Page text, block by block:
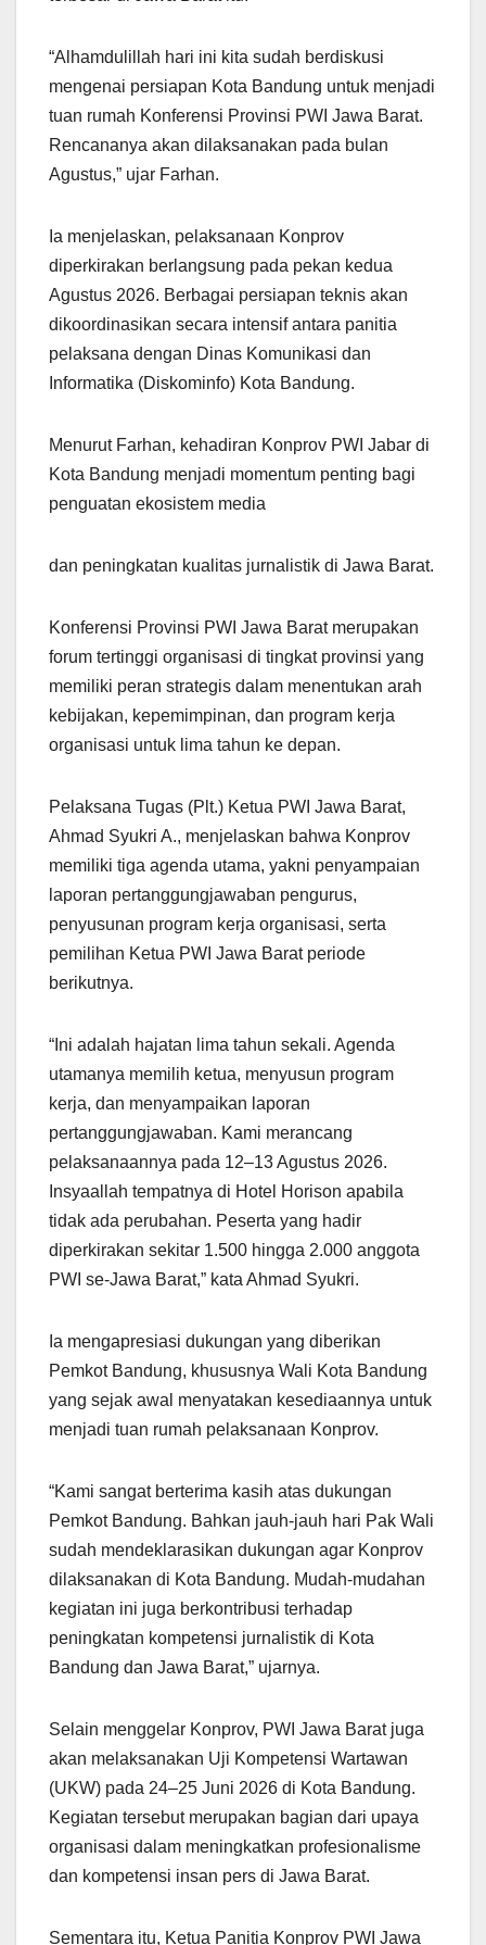
“Alhamdulillah hari ini kita sudah berdiskusi
mengenai persiapan Kota Bandung untuk menjadi
tuan rumah Konferensi Provinsi PWI Jawa Barat.
Rencananya akan dilaksanakan pada bulan
Agustus,” ujar Farhan.
Ia menjelaskan, pelaksanaan Konprov
diperkirakan berlangsung pada pekan kedua
Agustus 2026. Berbagai persiapan teknis akan
dikoordinasikan secara intensif antara panitia
pelaksana dengan Dinas Komunikasi dan
Informatika (Diskominfo) Kota Bandung.
Menurut Farhan, kehadiran Konprov PWI Jabar di
Kota Bandung menjadi momentum penting bagi
penguatan ekosistem media
dan peningkatan kualitas jurnalistik di Jawa Barat.
Konferensi Provinsi PWI Jawa Barat merupakan
forum tertinggi organisasi di tingkat provinsi yang
memiliki peran strategis dalam menentukan arah
kebijakan, kepemimpinan, dan program kerja
organisasi untuk lima tahun ke depan.
Pelaksana Tugas (Plt.) Ketua PWI Jawa Barat,
Ahmad Syukri A., menjelaskan bahwa Konprov
memiliki tiga agenda utama, yakni penyampaian
laporan pertanggungjawaban pengurus,
penyusunan program kerja organisasi, serta
pemilihan Ketua PWI Jawa Barat periode
berikutnya.
“Ini adalah hajatan lima tahun sekali. Agenda
utamanya memilih ketua, menyusun program
kerja, dan menyampaikan laporan
pertanggungjawaban. Kami merancang
pelaksanaannya pada 12–13 Agustus 2026.
Insyaallah tempatnya di Hotel Horison apabila
tidak ada perubahan. Peserta yang hadir
diperkirakan sekitar 1.500 hingga 2.000 anggota
PWI se-Jawa Barat,” kata Ahmad Syukri.
Ia mengapresiasi dukungan yang diberikan
Pemkot Bandung, khususnya Wali Kota Bandung
yang sejak awal menyatakan kesediaannya untuk
menjadi tuan rumah pelaksanaan Konprov.
“Kami sangat berterima kasih atas dukungan
Pemkot Bandung. Bahkan jauh-jauh hari Pak Wali
sudah mendeklarasikan dukungan agar Konprov
dilaksanakan di Kota Bandung. Mudah-mudahan
kegiatan ini juga berkontribusi terhadap
peningkatan kompetensi jurnalistik di Kota
Bandung dan Jawa Barat,” ujarnya.
Selain menggelar Konprov, PWI Jawa Barat juga
akan melaksanakan Uji Kompetensi Wartawan
(UKW) pada 24–25 Juni 2026 di Kota Bandung.
Kegiatan tersebut merupakan bagian dari upaya
organisasi dalam meningkatkan profesionalisme
dan kompetensi insan pers di Jawa Barat.
Sementara itu, Ketua Panitia Konprov PWI Jawa